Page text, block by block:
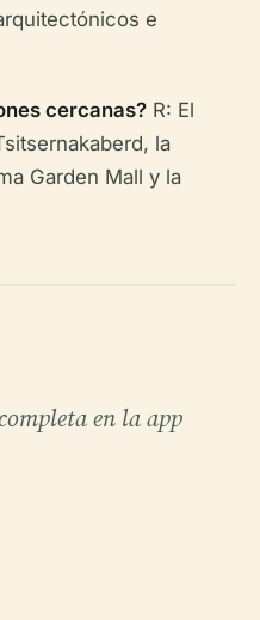
e
cercanas? R: El
la
Garden Mall y la
en la app